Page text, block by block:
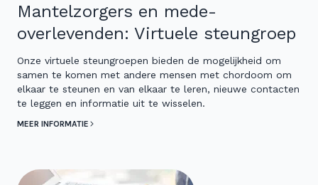
Mantelzorgers en mede-
overlevenden: Virtuele steungroep
Onze virtuele steungroepen bieden de mogelijkheid om
samen te komen met andere mensen met chordoom om
elkaar te steunen en van elkaar te leren, nieuwe contacten
te leggen en informatie uit te wisselen.
MEER INFORMATIE